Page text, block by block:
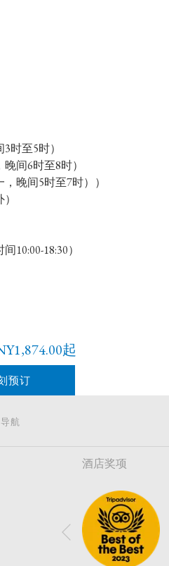
时至5时）
间6时至8时）
晚间5时至7时））
10:00-18:30）
起
预订
航
酒店奖项
上一个